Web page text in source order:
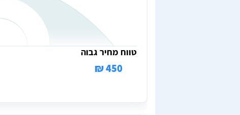
טווח מחיר גבוה
450 ₪